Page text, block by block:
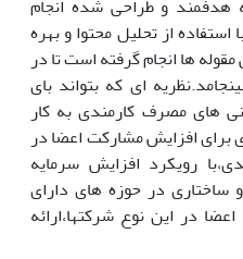
هدفمند و طراحی شده انجام
از تحلیل محتوا و بهره
ها انجام گرفته است تا در
ای که بتواند بای
های مصرف کارمندی به کار
برای افزایش مشارکت اعضا در
رویکرد افزایش سرمایه
در حوزه های دارای
در این نوع شرکتها،ارائه